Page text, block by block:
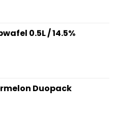
0.5L / 14.5%
Duopack